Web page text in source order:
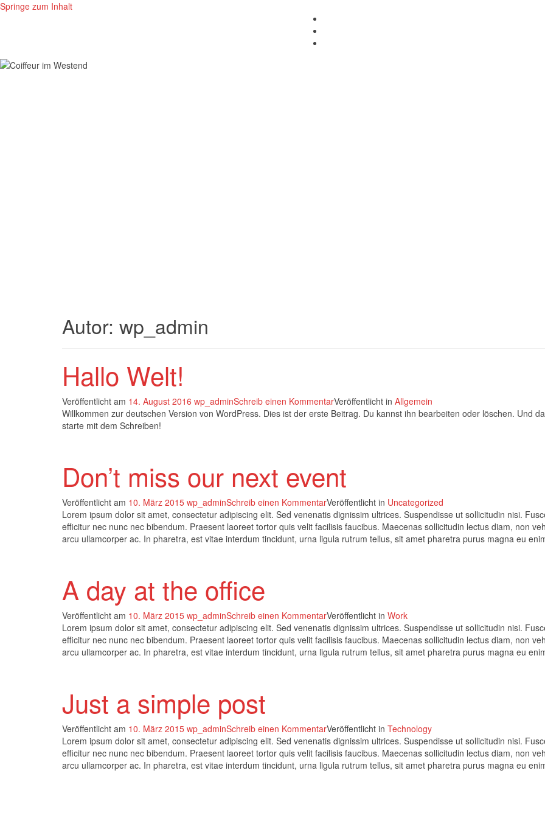
Springe zum Inhalt
Autor: wp_admin
Hallo Welt!
Veröffentlicht am 14. August 2016 wp_adminSchreib einen KommentarVeröffentlicht in Allgemein
Willkommen zur deutschen Version von WordPress. Dies ist der erste Beitrag. Du kannst ihn bearbeiten oder löschen. Und
starte mit dem Schreiben!
Don’t miss our next event
Veröffentlicht am 10. März 2015 wp_adminSchreib einen KommentarVeröffentlicht in Uncategorized
Lorem ipsum dolor sit amet, consectetur adipiscing elit. Sed venenatis dignissim ultrices. Suspendisse ut sollicitudin nisi.
efficitur nec nunc nec bibendum. Praesent laoreet tortor quis velit facilisis faucibus. Maecenas sollicitudin lectus diam, non
arcu ullamcorper ac. In pharetra, est vitae interdum tincidunt, urna ligula rutrum tellus, sit amet pharetra purus magna eu
A day at the office
Veröffentlicht am 10. März 2015 wp_adminSchreib einen KommentarVeröffentlicht in Work
Lorem ipsum dolor sit amet, consectetur adipiscing elit. Sed venenatis dignissim ultrices. Suspendisse ut sollicitudin nisi.
efficitur nec nunc nec bibendum. Praesent laoreet tortor quis velit facilisis faucibus. Maecenas sollicitudin lectus diam, non
arcu ullamcorper ac. In pharetra, est vitae interdum tincidunt, urna ligula rutrum tellus, sit amet pharetra purus magna eu
Just a simple post
Veröffentlicht am 10. März 2015 wp_adminSchreib einen KommentarVeröffentlicht in Technology
Lorem ipsum dolor sit amet, consectetur adipiscing elit. Sed venenatis dignissim ultrices. Suspendisse ut sollicitudin nisi.
efficitur nec nunc nec bibendum. Praesent laoreet tortor quis velit facilisis faucibus. Maecenas sollicitudin lectus diam, non
arcu ullamcorper ac. In pharetra, est vitae interdum tincidunt, urna ligula rutrum tellus, sit amet pharetra purus magna eu